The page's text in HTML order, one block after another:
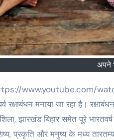
अपने
रक्षाबंधन मनाया जा रहा है।
झारखंड बिहार समेत पूरे
प्रकृति और मनुष्य के मध्य